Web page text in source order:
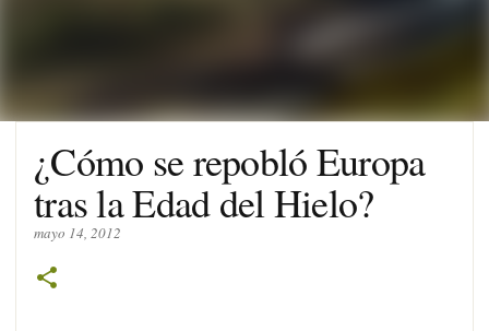
¿Cómo se repobló Europa
tras la Edad del Hielo?
mayo 14, 2012